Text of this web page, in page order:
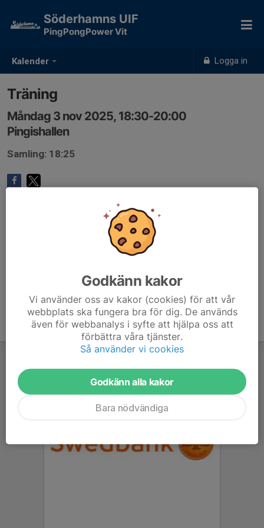
Kalender Logga in
Söderhamns UIF
PingPongPower Vit
Träning
Måndag 3 nov 2025, 18:30-20:00
Pingishallen
Samling: 18:25
Godkänn kakor
Vi använder oss av kakor (cookies) för att vår
webbplats ska fungera bra för dig. De används
även för webbanalys i syfte att hjälpa oss att
förbättra våra tjänster.
Så använder vi cookies
Godkänn alla kakor
Bara nödvändiga